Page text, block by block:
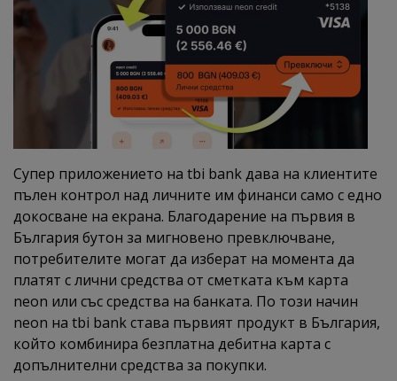
Супер приложението на tbi bank дава на клиентите
пълен контрол над личните им финанси само с едно
докосване на екрана. Благодарение на първия в
България бутон за мигновено превключване,
потребителите могат да изберат на момента да
платят с лични средства от сметката към карта
neon или със средства на банката. По този начин
neon на tbi bank става първият продукт в България,
който комбинира безплатна дебитна карта с
допълнителни средства за покупки.